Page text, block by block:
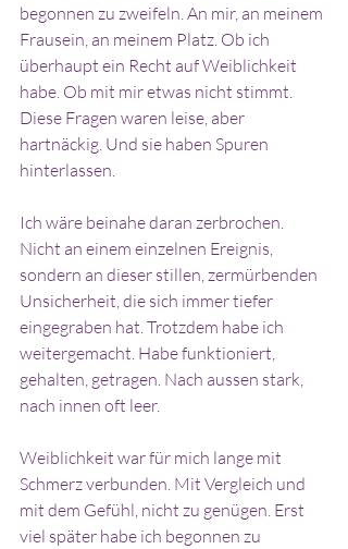
begonnen zu zweifeln. An mir, an meinem
Frausein, an meinem Platz. Ob ich
überhaupt ein Recht auf Weiblichkeit
habe. Ob mit mir etwas nicht stimmt.
Diese Fragen waren leise, aber
hartnäckig. Und sie haben Spuren
hinterlassen.
Ich wäre beinahe daran zerbrochen.
Nicht an einem einzelnen Ereignis,
sondern an dieser stillen, zermürbenden
Unsicherheit, die sich immer tiefer
eingegraben hat. Trotzdem habe ich
weitergemacht. Habe funktioniert,
gehalten, getragen. Nach aussen stark,
nach innen oft leer.
Weiblichkeit war für mich lange mit
Schmerz verbunden. Mit Vergleich und
mit dem Gefühl, nicht zu genügen. Erst
viel später habe ich begonnen zu